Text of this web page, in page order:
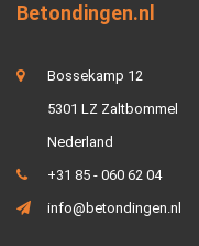
Betondingen.nl
Bossekamp 12
5301 LZ Zaltbommel
Nederland
+31 85 - 060 62 04
info@betondingen.nl